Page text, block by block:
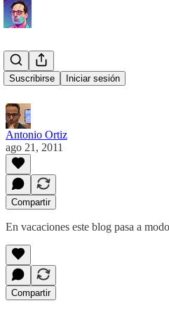
Suscribirse Iniciar sesión
En vacaciones....
Antonio Ortiz
ago 21, 2011
Compartir
En vacaciones este blog pasa a
Compartir